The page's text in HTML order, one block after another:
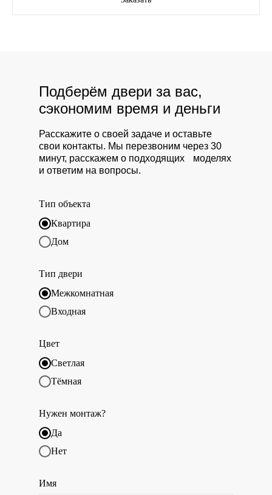
Тип объекта
Квартира
Дом
Тип двери
Межкомнатная
Входная
Цвет
Светлая
Тёмная
Нужен монтаж?
Да
Нет
Имя
Расскажите о своей задаче и оставьте
свои контакты. Мы перезвоним через 30
минут, расскажем о подходящих моделях
и ответим на вопросы.
Подберём двери за вас,
сэкономим время и деньги